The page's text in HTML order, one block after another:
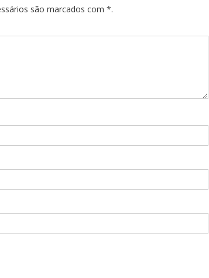
são marcados com *.